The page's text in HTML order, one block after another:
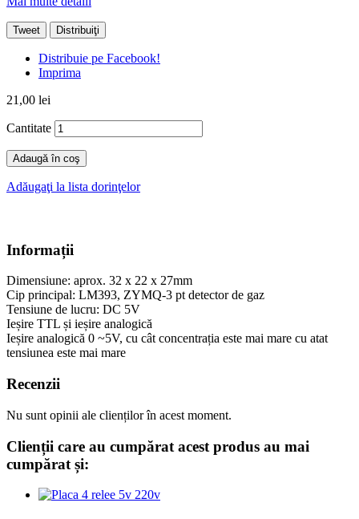
Tweet Distribuiţi
Distribuie pe Facebook!
Imprima
21,00 lei
Cantitate
Adaugă în coş
Adăugaţi la lista dorinţelor
Informații
Dimensiune: aprox. 32 x 22 x 27mm
Cip principal: LM393, ZYMQ-3 ptdetector de gaz
Tensiune de lucru: DC 5V
Ieșire TTL și ieșire analogică
Ieșire analogică 0 ~5V, cu cât concentrația este mai mare cu atat
tensiunea este mai mare
Recenzii
Nu sunt opinii ale clienților în acest moment.
Clienții care au cumpărat acest produs au mai
cumpărat și: